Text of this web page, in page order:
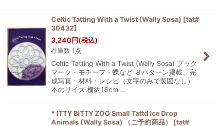
Celtic Tatting With a Twist (Wally Sosa) [tat#
30432]
3,240円(税込)
在庫数 1点
Celtic Tatting With a Twist (Wally Sosa) ブック
マーク・モチーフ・蝶など ８パターン掲載。完
成写真・材料・レシピ（文字のみで製図なし）
本のサイズ:横約16cm …
* ITTY BITTY ZOO Small Tattd Ice Drop
Animals (Wally Sosa) （ご予約商品）
[tat#